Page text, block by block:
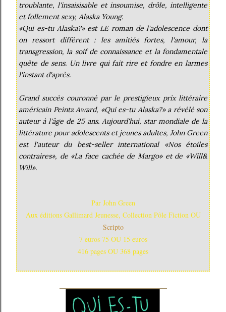
troublante, l'insaisisable et insoumise, drôle, intelligente
et follement sexy, Alaska Young.
«Qui es-tu Alaska?» est LE roman de l'adolescence dont
on ressort différent : les amitiés fortes, l'amour, la
transgression, la soif de connaissance et la fondamentale
quête de sens. Un livre qui fait rire et fondre en larmes
l'instant d'après.
Grand succès couronné par le prestigieux prix littéraire
américain Peintz Award, «Qui es-tu Alaska?» a révélé son
auteur à l'âge de 25 ans. Aujourd'hui, star mondiale de la
littérature pour adolescents et jeunes adultes, John Green
est l'auteur du best-seller international «Nos étoiles
contraires», de «La face cachée de Margo» et de «Will&
Will».
Par John Green
Aux éditions Gallimard Jeunesse, Collection Pôle Fiction OU
Scripto
7 euros 75 OU 15 euros
416 pages OU 368 pages